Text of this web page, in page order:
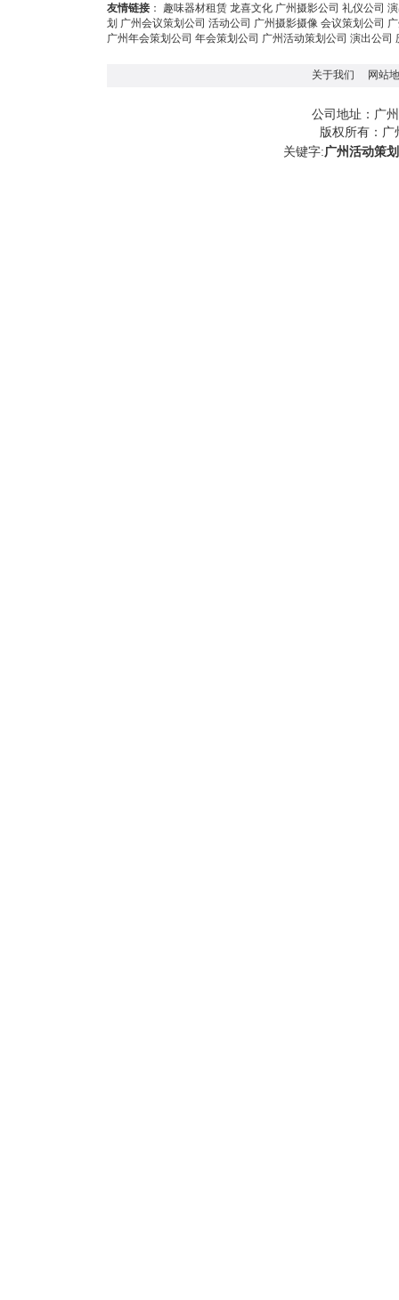
友情链接 ： 趣味器材租赁 龙喜文化 广州摄影公司 礼仪公司
划 广州会议策划公司 活动公司 广州摄影摄像 会议策划公司
广州年会策划公司 年会策划公司 广州活动策划公司 演出公司
关于我们 网站
公司地址： 广
版权所有： 广
关键字:广州活动策